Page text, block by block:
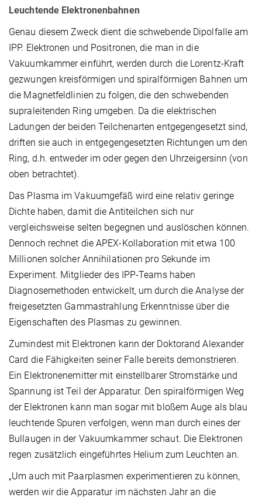
Leuchtende Elektronenbahnen
Genau diesem Zweck dient die schwebende Dipolfalle am
IPP. Elektronen und Positronen, die man in die
Vakuumkammer einführt, werden durch die Lorentz-Kraft
gezwungen kreisförmigen und spiralförmigen Bahnen um
die Magnetfeldlinien zu folgen, die den schwebenden
supraleitenden Ring umgeben. Da die elektrischen
Ladungen der beiden Teilchenarten entgegengesetzt sind,
driften sie auch in entgegengesetzten Richtungen um den
Ring, d.h. entweder im oder gegen den Uhrzeigersinn (von
oben betrachtet).
Das Plasma im Vakuumgefäß wird eine relativ geringe
Dichte haben, damit die Antiteilchen sich nur
vergleichsweise selten begegnen und auslöschen können.
Dennoch rechnet die APEX-Kollaboration mit etwa 100
Millionen solcher Annihilationen pro Sekunde im
Experiment. Mitglieder des IPP-Teams haben
Diagnosemethoden entwickelt, um durch die Analyse der
freigesetzten Gammastrahlung Erkenntnisse über die
Eigenschaften des Plasmas zu gewinnen.
Zumindest mit Elektronen kann der Doktorand Alexander
Card die Fähigkeiten seiner Falle bereits demonstrieren.
Ein Elektronenemitter mit einstellbarer Stromstärke und
Spannung ist Teil der Apparatur. Den spiralförmigen Weg
der Elektronen kann man sogar mit bloßem Auge als blau
leuchtende Spuren verfolgen, wenn man durch eines der
Bullaugen in der Vakuumkammer schaut. Die Elektronen
regen zusätzlich eingeführtes Helium zum Leuchten an.
„Um auch mit Paarplasmen experimentieren zu können,
werden wir die Apparatur im nächsten Jahr an die